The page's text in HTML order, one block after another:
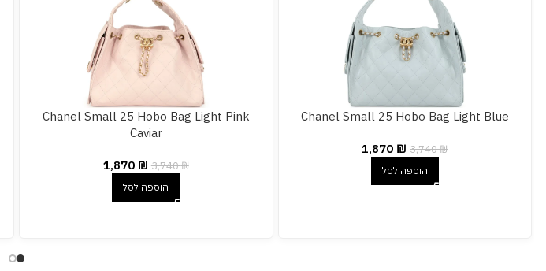
Chanel Small 25 Hobo Bag Light Blue
3,740₪
1,870 ₪
הוספה לסל
Chanel Small 25 Hobo Bag Light Pink
Caviar
3,740₪
1,870 ₪
הוספה לסל